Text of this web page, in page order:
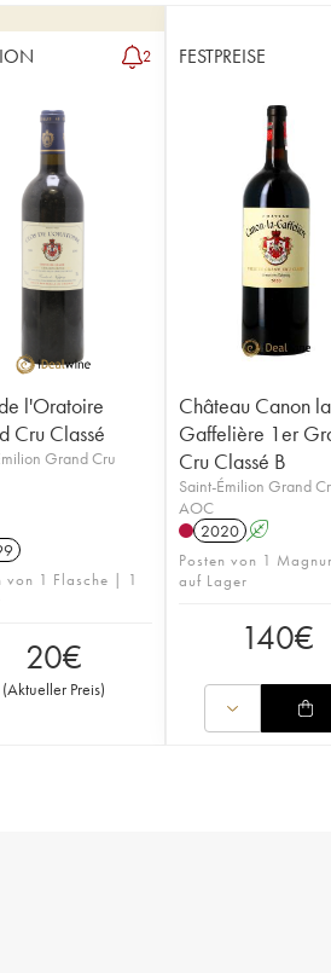
2
l'Oratoire
Cru Classé
Grand Cru
von 1 Flasche | 1
20€
(Aktueller Preis)
FESTPREISE
Château Canon la
Gaffelière 1er
Cru Classé B
Saint-Émilion Grand
AOC
2020 A
Posten von 1
auf Lager
140€